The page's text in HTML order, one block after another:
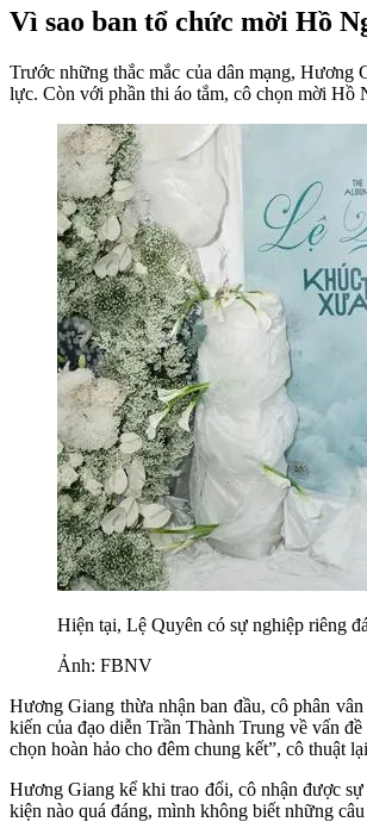
Vì sao ban tổ chức mời Hồ
Trước những thắc mắc của dân mạng, Hương
lực. Còn với phần thi áo tắm, cô chọn mời Hồ
Hiện tại, Lệ Quyên có sự nghiệp riêng
Ảnh: FBNV
Hương Giang thừa nhận ban đầu, cô phân
kiến của đạo diễn Trần Thành Trung về vấn
chọn hoàn hảo cho đêm chung kết”, cô thuật
Hương Giang kể khi trao đổi, cô nhận được
kiện nào quá đáng, mình không biết những